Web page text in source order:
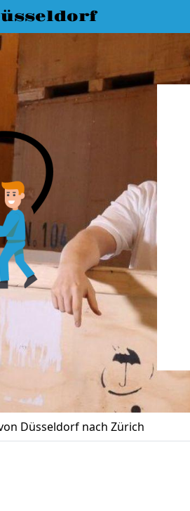
Düsseldorf nach Zürich